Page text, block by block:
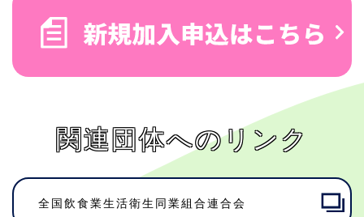
関連団体へのリンク
全国飲食業生活衛生同業組合連合会